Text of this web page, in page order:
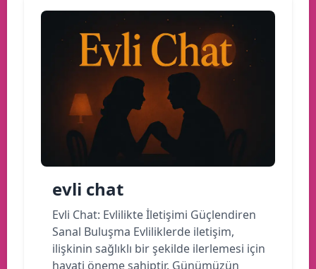
evli chat
Evli Chat: Evlilikte İletişimi Güçlendiren
Sanal Buluşma Evliliklerde iletişim,
ilişkinin sağlıklı bir şekilde ilerlemesi için
hayati öneme sahiptir. Günümüzün